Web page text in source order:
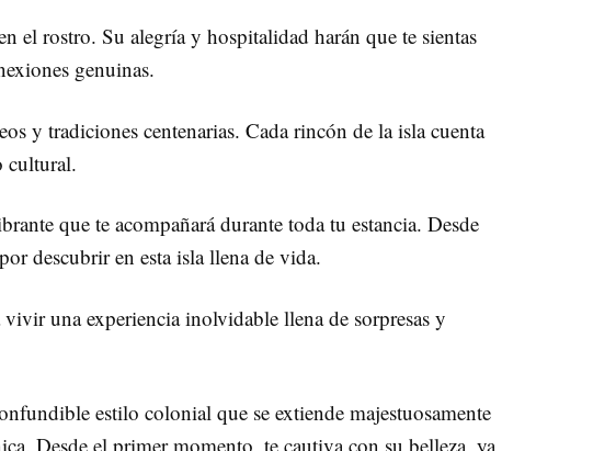
el rostro. Su alegría y hospitalidad harán que te sientas
genuinas.
y tradiciones centenarias. Cada rincón de la isla cuenta
cultural.
que te acompañará durante toda tu estancia. Desde
descubrir en esta isla llena de vida.
vivir una experiencia inolvidable llena de sorpresas y
estilo colonial que se extiende majestuosamente
Desde el primer momento, te cautiva con su belleza, ya